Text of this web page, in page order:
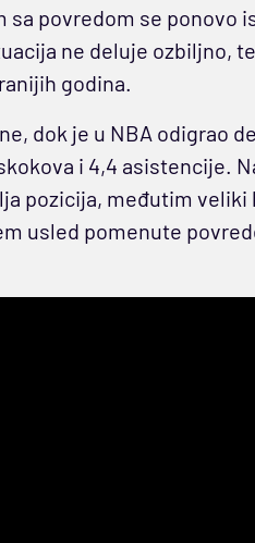
povredom se ponovo
ne deluje ozbiljno,
godina.
dok je u NBA odigrao
i 4,4 asistencije.
pozicija, međutim
usled pomenute